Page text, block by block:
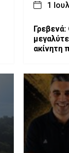
1
ακίνητη